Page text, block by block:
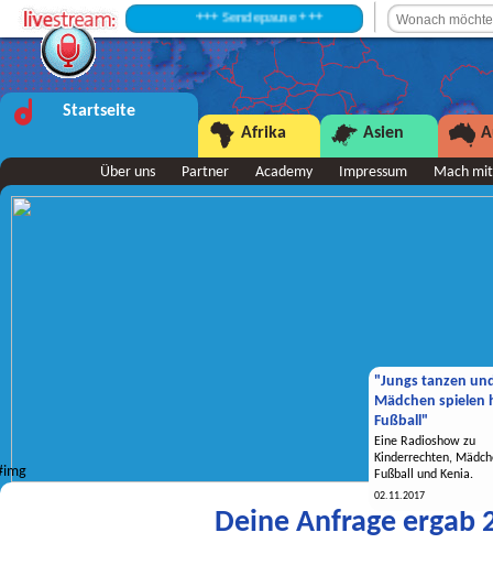
+++ Sendepause +++
Startseite
Afrika
Asien
Über uns Partner Academy Impressum Mach mit
"Jungs tanzen
Mädchen spielen
Fußball"
Eine Radioshow zu
Kinderrechten,
Fußball und Kenia.
02.11.2017
Deine Anfrage ergab